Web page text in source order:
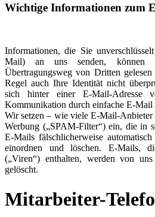
Wichtige Informationen zum
Informationen, die Sie
Mail) an uns senden, können
Übertragungsweg von Dritten
Regel auch Ihre Identität nicht
sich hinter einer E-Mail-Adresse
Kommunikation durch einfache E-Mail
Wir setzen – wie viele E-Mail-Anbieter
Werbung („SPAM-Filter“) ein, die in
E-Mails fälschlicherweise
einordnen und löschen. E-Mails,
(„Viren“) enthalten, werden von
gelöscht.
Mitarbeiter-